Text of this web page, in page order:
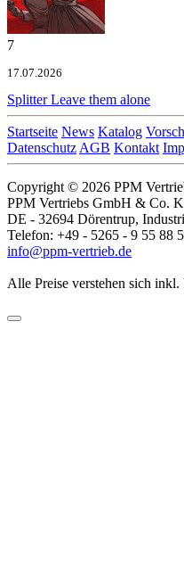
7
17.07.2026
SplitterLeave them alone
Startseite News Katalog
Datenschutz AGB Kontakt
Copyright © 2026 PPM
PPM Vertriebs GmbH & Co.
DE - 32694 Dörentrup,
Telefon: +49 - 5265 - 9 55 88
info@ppm-vertrieb.de
Alle Preise verstehen sich